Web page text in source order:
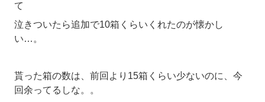
て
泣きついたら追加で10箱くらいくれたのが懐かし
い…。
貰った箱の数は、前回より15箱くらい少ないのに、今
回余ってるしな。。